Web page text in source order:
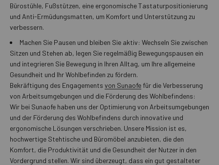
Bürostühle, Fußstützen, eine ergonomische Tastaturpositionierung
und Anti-Ermüdungsmatten, um Komfort und Unterstützung zu
verbessern.
Machen Sie Pausen und bleiben Sie aktiv: Wechseln Sie zwischen
Sitzen und Stehen ab, legen Sie regelmäßig Bewegungspausen ein
und integrieren Sie Bewegung in Ihren Alltag, um Ihre allgemeine
Gesundheit und Ihr Wohlbefinden zu fördern.
Bekräftigung des Engagements von Sunaofe für die Verbesserung
von Arbeitsumgebungen und die Förderung des Wohlbefindens:
Wir bei Sunaofe haben uns der Optimierung von Arbeitsumgebungen
und der Förderung des Wohlbefindens durch innovative und
ergonomische Lösungen verschrieben. Unsere Mission ist es,
hochwertige Stehtische und Büromöbel anzubieten, die den
Komfort, die Produktivität und die Gesundheit der Nutzer in den
Vordergrund stellen. Wir sind überzeugt, dass ein gut gestalteter